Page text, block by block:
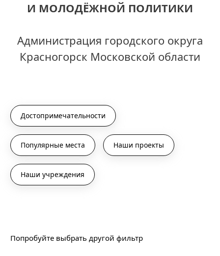
И МОЛОДЁЖНОЙ ПОЛИТИКИ
Администрация городского округа
Красногорск Московской области
Достопримечательности
Популярные места Наши проекты
Наши учреждения
Попробуйте выбрать другой фильтр